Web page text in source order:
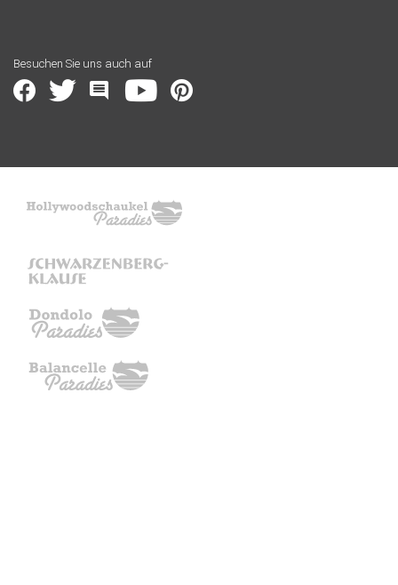
Besuchen Sie uns auch auf